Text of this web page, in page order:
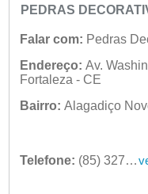
PEDRAS
Falar com: Pedras
Endereço: Av.
Fortaleza - CE
Bairro: Alagadiço
Telefone: (85) 3272-5100